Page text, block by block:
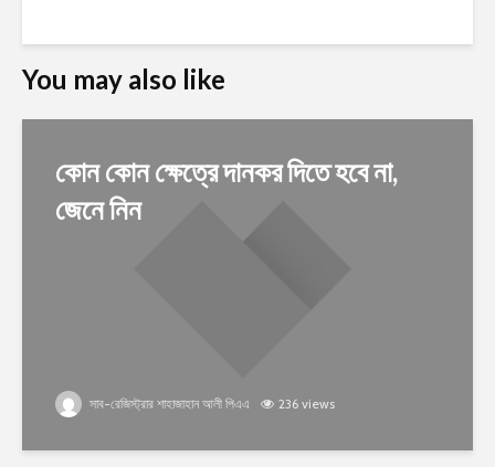
You may also like
কোন কোন ক্ষেত্রে দানকর দিতে হবে না,
জেনে নিন
সাব-রেজিস্ট্রার শাহাজাহান আলী পিএএ 236 views